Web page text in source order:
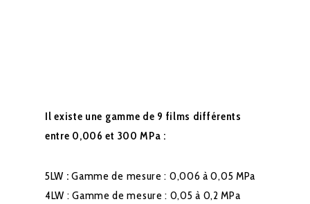
Il existe une gamme de 9 films différents
entre 0,006et 300 MPa :
5LW :Gamme de mesure : 0,006 à 0,05 MPa
4LW : Gamme de mesure : 0,05 à 0,2 MPa